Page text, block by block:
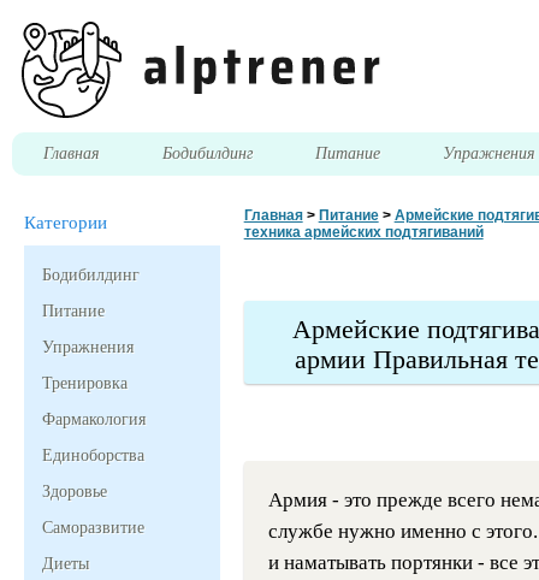
Главная Бодибилдинг Питание Упражнения
Категории
Бодибилдинг
Питание
Упражнения
Тренировка
Фармакология
Единоборства
Здоровье
Саморазвитие
Диеты
Главная> Питание> Армейские
техника армейских подтягиваний
Армейские
армии Правильная
Армия - это прежде всего
службе нужно именно с
и наматывать портянки - все